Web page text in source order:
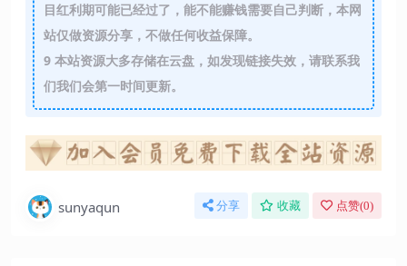
目红利期可能已经过了，能不能赚钱需要自己判断，本网
站仅做资源分享，不做任何收益保障。
9本站资源大多存储在云盘，如发现链接失效，请联系我
们我们会第一时间更新。
sunyaqun 分享 收藏 点赞(0)